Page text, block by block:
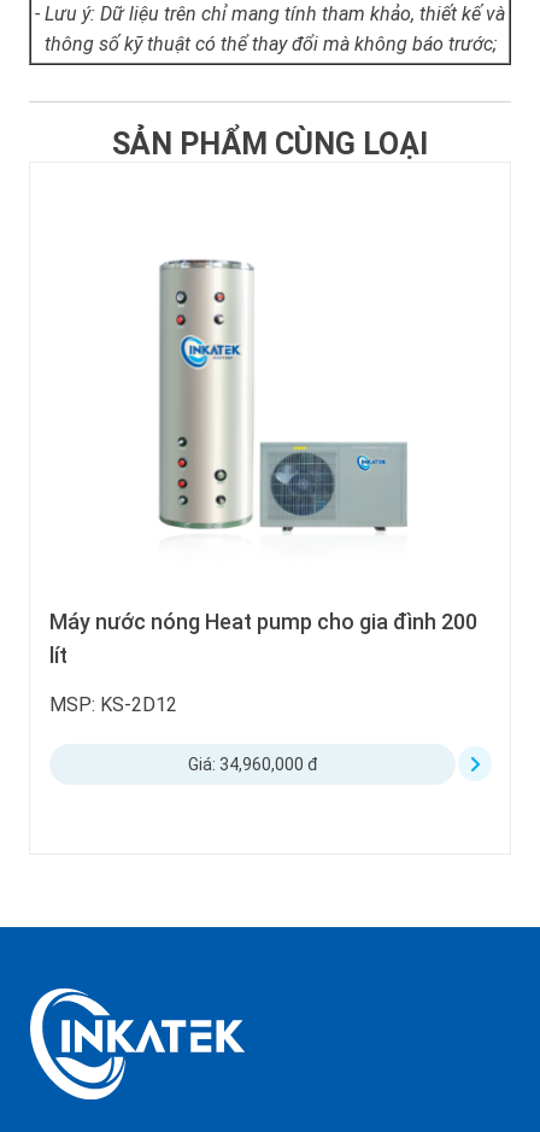
- Lưu ý: Dữ liệu trên chỉ mang tính tham khảo, thiết kế và
thông số kỹ thuật có thể thay đổi mà không báo trước;
SẢN PHẨM CÙNG LOẠI
Máy nước nóng Heat pump cho gia đình 200
lít
MSP: KS-2D12
Giá: 34,960,000 đ